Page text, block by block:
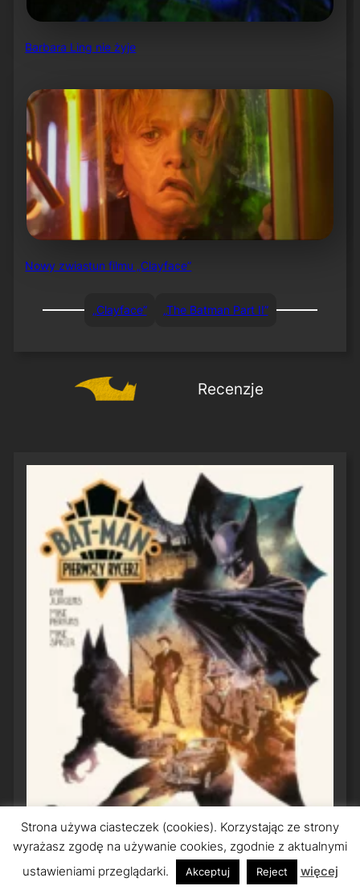
Barbara Ling nie żyje
Nowy zwiastun filmu „Clayface”
„Clayface” „The Batman Part II”
Recenzje
Bat-Man: Pierwszy Rycerz
Strona używa ciasteczek (cookies). Korzystając ze strony
wyrażasz zgodę na używanie cookies, zgodnie z aktualnymi
ustawieniami przeglądarki.
Akceptuj Reject więcej